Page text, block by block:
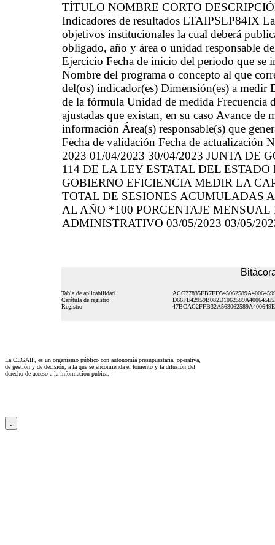
TÍTULO NOMBRE CORTO
Indicadores de resultados LTAIPSLP84IX
objetivos institucionales la cual deberá
obligado, año y área o unidad responsable
Ejercicio Fecha de inicio del periodo que se
Nombre del programa o concepto al que
del(os) indicador(es) Dimensión(es) a
de la fórmula Unidad de medida Frecuencia
ajustadas que existan, en su caso Avance
información Área(s) responsable(s) que
Fecha de validación Fecha de actualización
2023 01/04/2023 30/04/2023 JUNTA DE
114 DE LA LEY ESTATAL DEL
GOBIERNO EFICIENCIA MEDIR LA
TOTAL DE SESIONES ACUMULADAS
AL AÑO *100 PORCENTAJE MENSUAL
ADMINISTRATIVO 03/05/2023 03/05/
Tabla de aplicabilidad
Carátula de registro
Registro
La CEGAIP, es un organismo público con autonomía presupuestaria, operativa,
de gestión y de decisión, a la que se encomienda el fomento y la difusión del
derecho de acceso a la información púbica.